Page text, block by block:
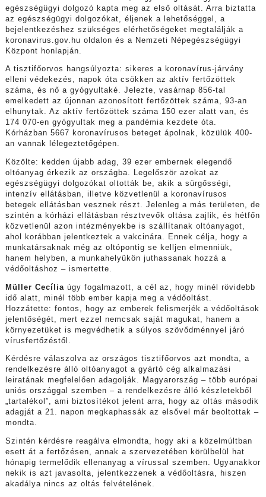
egészségügyi dolgozó kapta meg az első oltását. Arra biztatta
az egészségügyi dolgozókat, éljenek a lehetőséggel, a
bejelentkezéshez szükséges elérhetőségeket megtalálják a
koronavirus.gov.hu oldalon és a Nemzeti Népegészségügyi
Központ honlapján.
A tisztifőorvos hangsúlyozta: sikeres a koronavírus-járvány
elleni védekezés, napok óta csökken az aktív fertőzöttek
száma, és nő a gyógyultaké. Jelezte, vasárnap 856-tal
emelkedett az újonnan azonosított fertőzöttek száma, 93-an
elhunytak. Az aktív fertőzöttek száma 150 ezer alatt van, és
174 070-en gyógyultak meg a pandémia kezdete óta.
Kórházban 5667 koronavírusos beteget ápolnak, közülük 400-
an vannak lélegeztetőgépen.
Közölte: kedden újabb adag, 39 ezer embernek elegendő
oltóanyag érkezik az országba. Legelőször azokat az
egészségügyi dolgozókat oltották be, akik a sürgősségi,
intenzív ellátásban, illetve közvetlenül a koronavírusos
betegek ellátásban vesznek részt. Jelenleg a más területen, de
szintén a kórházi ellátásban résztvevők oltása zajlik, és hétfőn
közvetlenül azon intézményekbe is szállítanak oltóanyagot,
ahol korábban jelentkeztek a vakcinára. Ennek célja, hogy a
munkatársaknak még az oltópontig se kelljen elmenniük,
hanem helyben, a munkahelyükön juthassanak hozzá a
védőoltáshoz – ismertette.
Müller Cecília úgy fogalmazott, a cél az, hogy minél rövidebb
idő alatt, minél több ember kapja meg a védőoltást.
Hozzátette: fontos, hogy az emberek felismerjék a védőoltások
jelentőségét, mert ezzel nemcsak saját magukat, hanem a
környezetüket is megvédhetik a súlyos szövődménnyel járó
vírusfertőzéstől.
Kérdésre válaszolva az országos tisztifőorvos azt mondta, a
rendelkezésre álló oltóanyagot a gyártó cég alkalmazási
leiratának megfelelően adagolják. Magyarország – több európai
uniós országgal szemben – a rendelkezésre álló készletekből
„tartalékol”, ami biztosítékot jelent arra, hogy az oltás második
adagját a 21. napon megkaphassák az elsővel már beoltottak –
mondta.
Szintén kérdésre reagálva elmondta, hogy aki a közelmúltban
esett át a fertőzésen, annak a szervezetében körülbelül hat
hónapig termelődik ellenanyag a vírussal szemben. Ugyanakkor
nekik is azt javasolta, jelentkezzenek a védőoltásra, hiszen
akadálya nincs az oltás felvételének.